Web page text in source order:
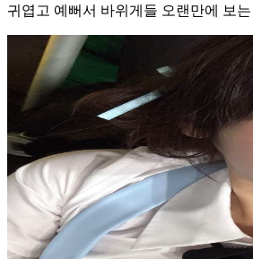
귀엽고 예뻐서 바위게들 오랜만에 보는